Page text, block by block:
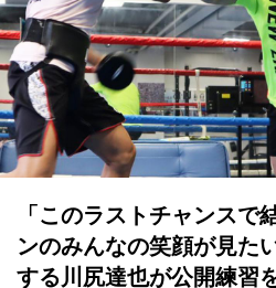
「このラストチャンスで
ンのみんなの笑顔が見た
する川尻達也が公開練習